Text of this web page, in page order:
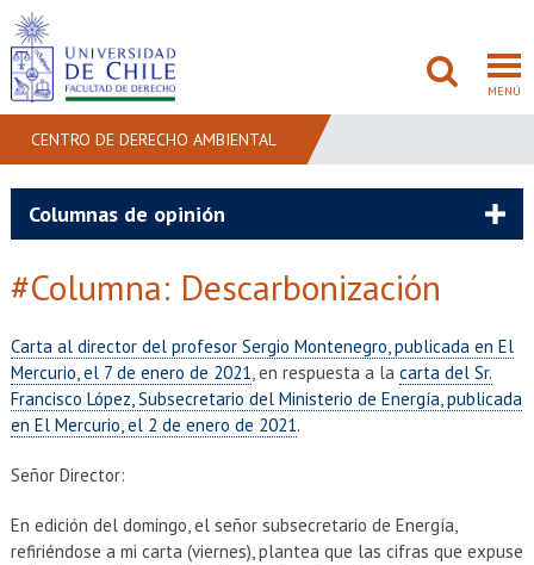
MENÚ
FACULTAD
ADMISIÓN
INVESTIGACIÓN
EXTENSIÓN
CENTRO DE DERECHO AMBIENTAL
Columnas de opinión
#Columna: Descarbonización
Carta al director del profesor Sergio Montenegro, publicada en El
Mercurio, el 7 de enero de 2021, en respuesta a la carta del Sr.
Francisco López, Subsecretario del Ministerio de Energía, publicada
en El Mercurio, el 2 de enero de 2021.
Señor Director:
En edición del domingo, el señor subsecretario de Energía,
refiriéndose a mi carta (viernes), plantea que las cifras que expuse